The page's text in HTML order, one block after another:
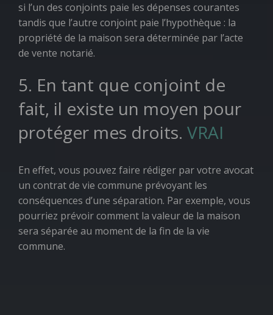
si l’un des conjoints paie les dépenses courantes
tandis que l’autre conjoint paie l’hypothèque : la
propriété de la maison sera déterminée par l’acte
de vente notarié.
5. En tant que conjoint de
fait, il existe un moyen pour
protéger mes droits. VRAI
En effet, vous pouvez faire rédiger par votre avocat
un contrat de vie commune prévoyant les
conséquences d’une séparation. Par exemple, vous
pourriez prévoir comment la valeur de la maison
sera séparée au moment de la fin de la vie
commune.